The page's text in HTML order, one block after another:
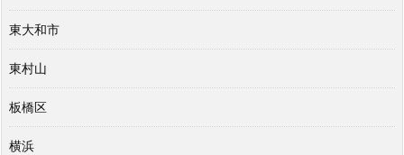
東大和市
東村山
板橋区
横浜